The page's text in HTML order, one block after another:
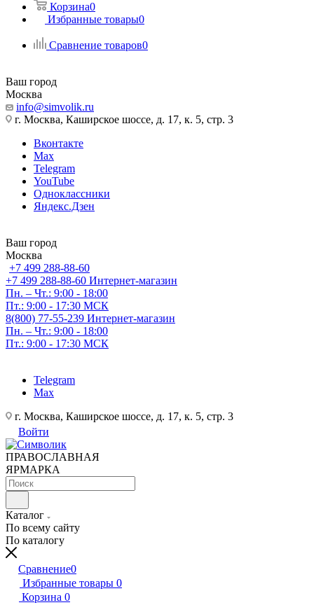
Корзина0
Избранные товары0
Сравнение товаров0
Ваш город
Москва
info@simvolik.ru
г. Москва, Каширское шоссе, д. 17, к. 5, стр. 3
Вконтакте
Max
Telegram
YouTube
Одноклассники
Яндекс.Дзен
Ваш город
Москва
+7 499 288-88-60
+7 499 288-88-60 Интернет-магазин
Пн. – Чт.: 9:00 - 18:00
Пт.: 9:00 - 17:30 МСК
8(800) 77-55-239 Интернет-магазин
Пн. – Чт.: 9:00 - 18:00
Пт.: 9:00 - 17:30 МСК
Telegram
Max
г. Москва, Каширское шоссе, д. 17, к. 5, стр. 3
Войти
ПРАВОСЛАВНАЯ
ЯРМАРКА
Каталог
По всему сайту
По каталогу
Сравнение0
Избранные товары 0
Корзина 0